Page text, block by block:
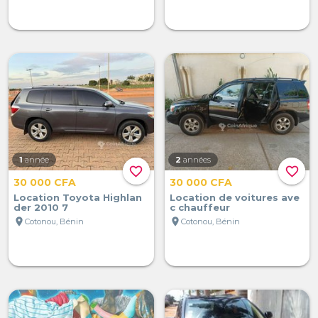
favorite_border
1 année
30 000 CFA
Location Toyota Highlan
der 2010 7
location_on Cotonou, Bénin
favorite_border
2 années
30 000 CFA
Location de voitures ave
c chauffeur
location_on Cotonou, Bénin